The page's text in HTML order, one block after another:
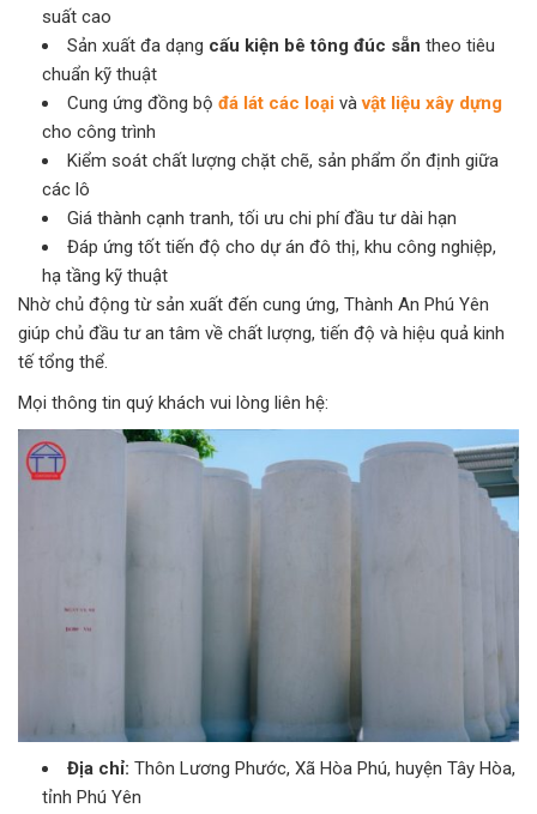
suất cao
Sản xuất đa dạng cấu kiện bê tông đúc sẵn theo tiêu
chuẩn kỹ thuật
Cung ứng đồng bộ đá lát các loạivàvật liệu xây dựng
cho công trình
Kiểm soát chất lượng chặt chẽ, sản phẩm ổn định giữa
các lô
Giá thành cạnh tranh, tối ưu chi phí đầu tư dài hạn
Đáp ứng tốt tiến độ cho dự án đô thị, khu công nghiệp,
hạ tầng kỹ thuật
Nhờ chủ động từ sản xuất đến cung ứng, Thành An Phú Yên
giúp chủ đầu tư an tâm về chất lượng, tiến độ và hiệu quả kinh
tế tổng thể.
Mọi thông tin quý khách vui lòng liên hệ:
Địa chỉ: Thôn Lương Phước, Xã Hòa Phú, huyện Tây Hòa,
tỉnh Phú Yên